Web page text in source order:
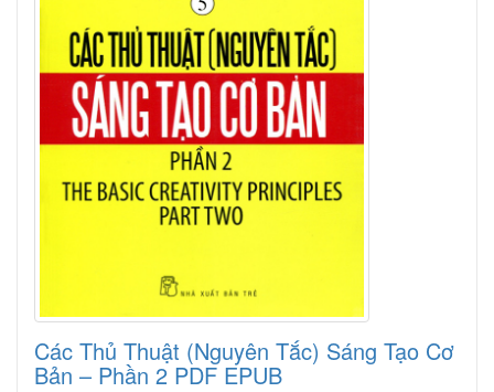
Các Thủ Thuật (Nguyên Tắc) Sáng Tạo Cơ
Bản – Phần 2 PDF EPUB